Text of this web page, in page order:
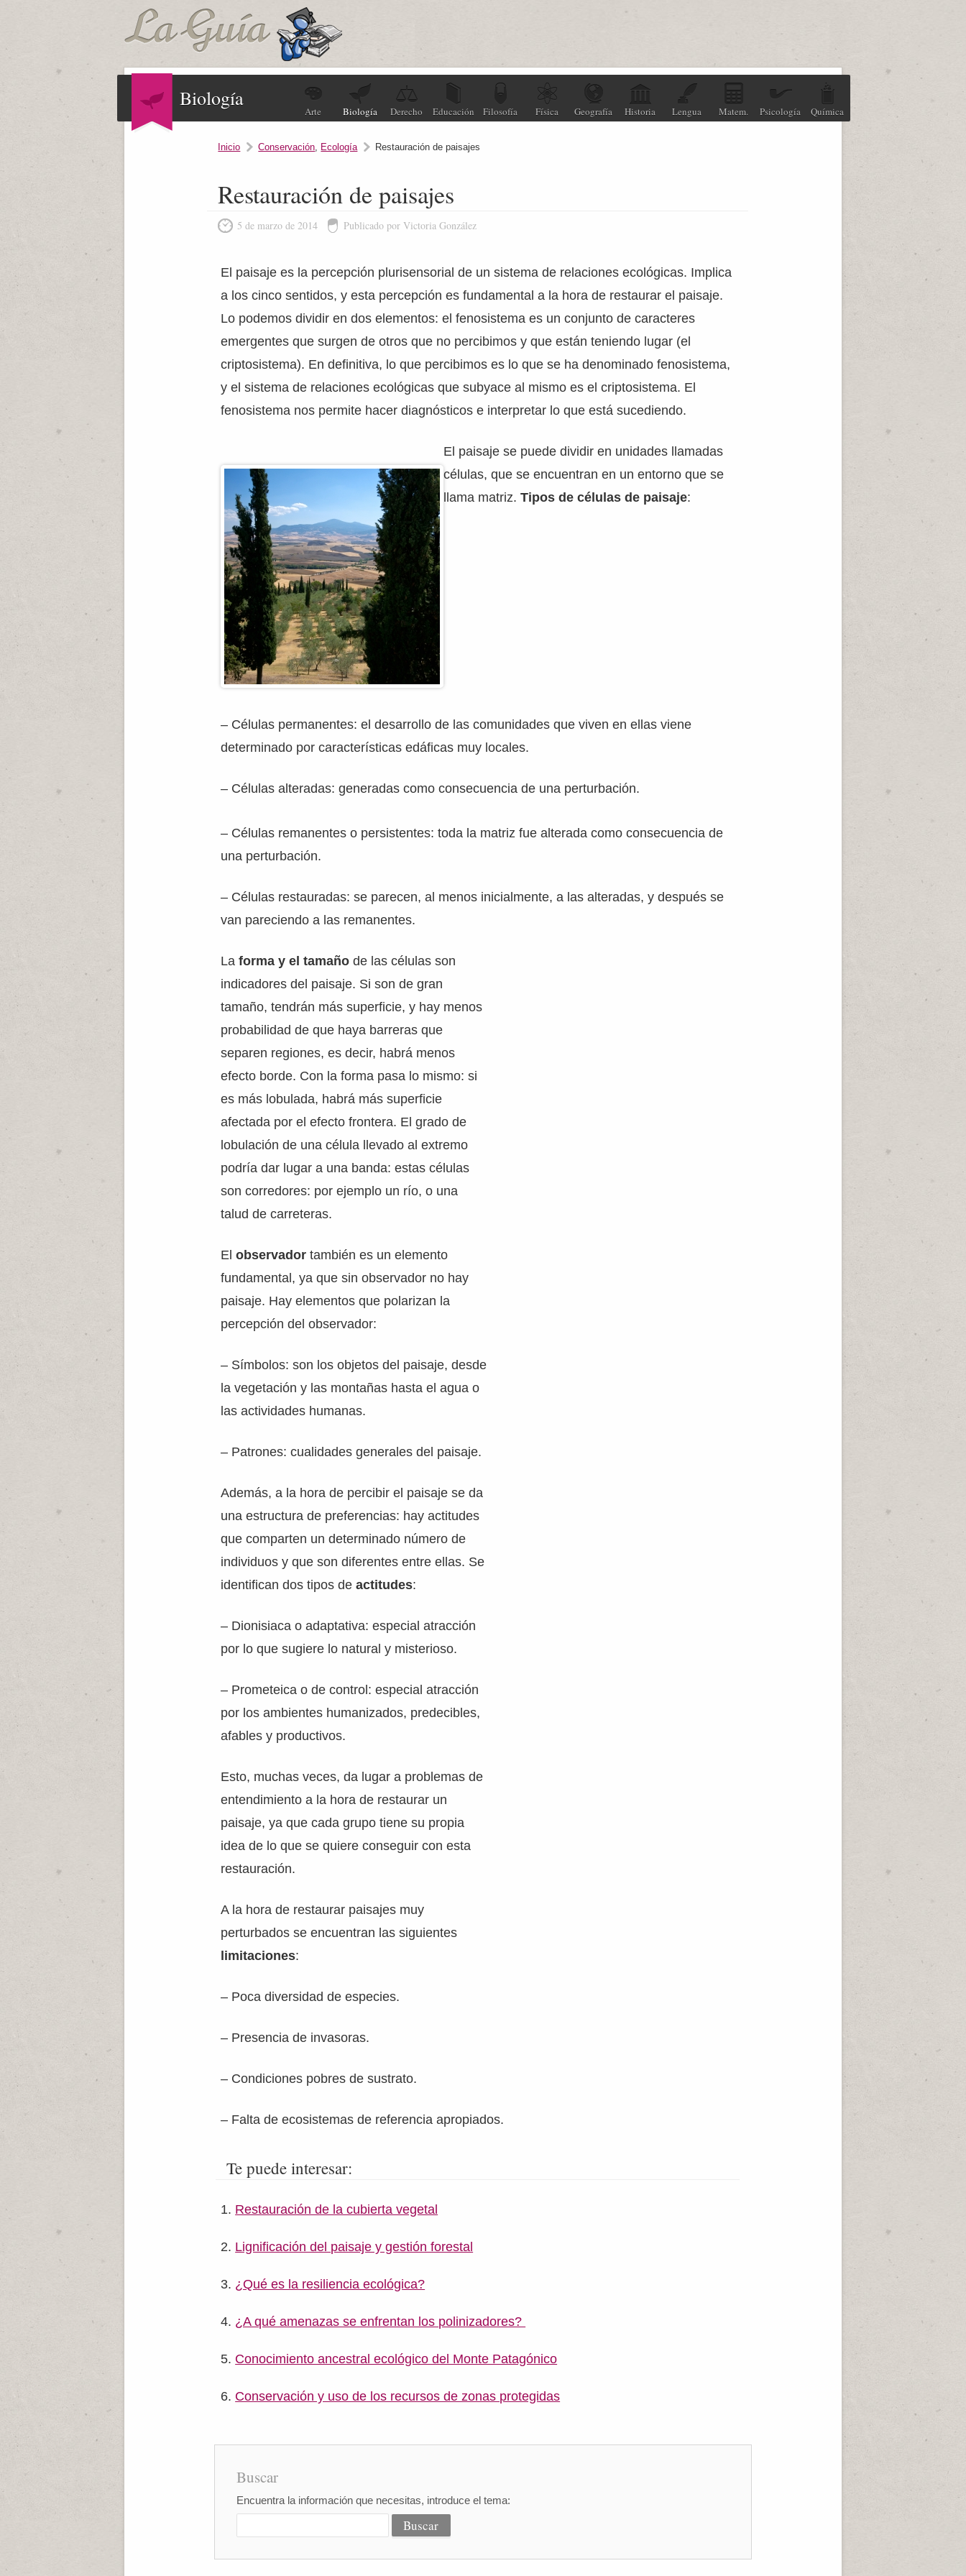
Biología
Arte Biología Derecho Educación Filosofía Física Geografía Historia Lengua Matem. Psicología Química
Inicio Conservación, Ecología Restauración de paisajes
Restauración de paisajes
5 de marzo de 2014 Publicado por Victoria González
El paisaje es la percepción plurisensorial de un sistema de relaciones ecológicas. Implica
a los cinco sentidos, y esta percepción es fundamental a la hora de restaurar el paisaje.
Lo podemos dividir en dos elementos: el fenosistema es un conjunto de caracteres
emergentes que surgen de otros que no percibimos y que están teniendo lugar (el
criptosistema). En definitiva, lo que percibimos es lo que se ha denominado fenosistema,
y el sistema de relaciones ecológicas que subyace al mismo es el criptosistema. El
fenosistema nos permite hacer diagnósticos e interpretar lo que está sucediendo.
El paisaje se puede dividir en unidades llamadas
células, que se encuentran en un entorno que se
llama matriz.Tipos de células de paisaje:
– Células permanentes: el desarrollo de las comunidades que viven en ellas viene
determinado por características edáficas muy locales.
– Células alteradas: generadas como consecuencia de una perturbación.
– Células remanentes o persistentes: toda la matriz fue alterada como consecuencia de
una perturbación.
– Células restauradas: se parecen, al menos inicialmente, a las alteradas, y después se
van pareciendo a las remanentes.
Laforma y el tamaño de las células son
indicadores del paisaje. Si son de gran
tamaño, tendrán más superficie, y hay menos
probabilidad de que haya barreras que
separen regiones, es decir, habrá menos
efecto borde. Con la forma pasa lo mismo: si
es más lobulada, habrá más superficie
afectada por el efecto frontera. El grado de
lobulación de una célula llevado al extremo
podría dar lugar a una banda: estas células
son corredores: por ejemplo un río, o una
talud de carreteras.
Elobservador también es un elemento
fundamental, ya que sin observador no hay
paisaje. Hay elementos que polarizan la
percepción del observador:
– Símbolos: son los objetos del paisaje, desde
la vegetación y las montañas hasta el agua o
las actividades humanas.
– Patrones: cualidades generales del paisaje.
Además, a la hora de percibir el paisaje se da
una estructura de preferencias: hay actitudes
que comparten un determinado número de
individuos y que son diferentes entre ellas. Se
identifican dos tipos deactitudes:
– Dionisiaca o adaptativa: especial atracción
por lo que sugiere lo natural y misterioso.
– Prometeica o de control: especial atracción
por los ambientes humanizados, predecibles,
afables y productivos.
Esto, muchas veces, da lugar a problemas de
entendimiento a la hora de restaurar un
paisaje, ya que cada grupo tiene su propia
idea de lo que se quiere conseguir con esta
restauración.
A la hora de restaurar paisajes muy
perturbados se encuentran las siguientes
limitaciones:
– Poca diversidad de especies.
– Presencia de invasoras.
– Condiciones pobres de sustrato.
– Falta de ecosistemas de referencia apropiados.
Te puede interesar:
Restauración de la cubierta vegetal
Lignificación del paisaje y gestión forestal
¿Qué es la resiliencia ecológica?
¿A qué amenazas se enfrentan los polinizadores?
Conocimiento ancestral ecológico del Monte Patagónico
Conservación y uso de los recursos de zonas protegidas
Buscar
Encuentra la información que necesitas, introduce el tema: